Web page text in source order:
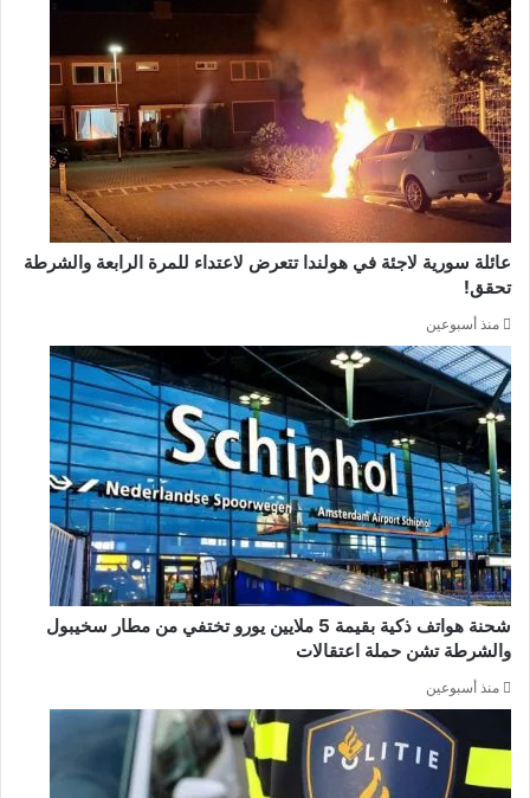
عائلة سورية لاجئة في هولندا تتعرض لاعتداء للمرة الرابعة والشرطة
تحقق!
منذ أسبوعين
شحنة هواتف ذكية بقيمة 5 ملايين يورو تختفي من مطار سخيبول
والشرطة تشن حملة اعتقالات
منذ أسبوعين